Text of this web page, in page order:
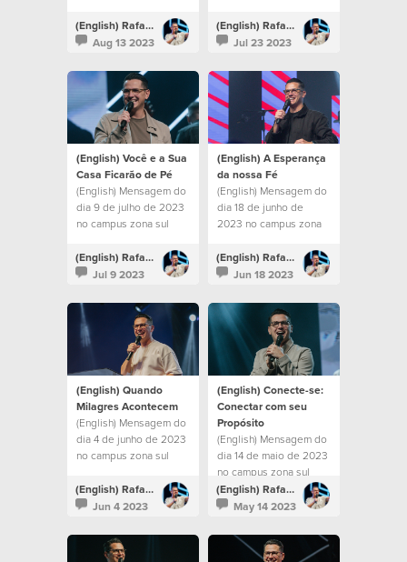
(English) Rafael Bitencourt
Aug 13 2023
(English) Rafael Bitencourt
Jul 23 2023
(English) Você e a Sua
Casa Ficarão de Pé
(English) Mensagem do
dia 9 de julho de 2023
no campus zona sul
(English) Rafael Bitencourt
Jul 9 2023
(English) A Esperança
da nossa Fé
(English) Mensagem do
dia 18 de junho de
2023 no campus zona
(English) Rafael Bitencourt
Jun 18 2023
(English) Quando
Milagres Acontecem
(English) Mensagem do
dia 4 de junho de 2023
no campus zona sul
(English) Rafael Bitencourt
Jun 4 2023
(English) Conecte-se:
Conectar com seu
Propósito
(English) Mensagem do
dia 14 de maio de 2023
no campus zona sul
(English) Rafael Bitencourt
May 14 2023